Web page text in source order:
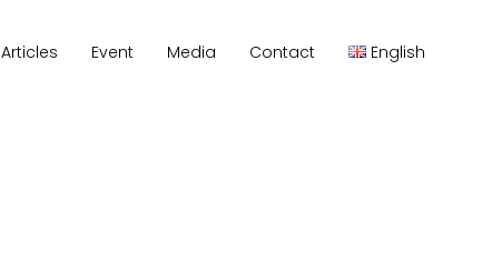
Articles Event Media Contact English